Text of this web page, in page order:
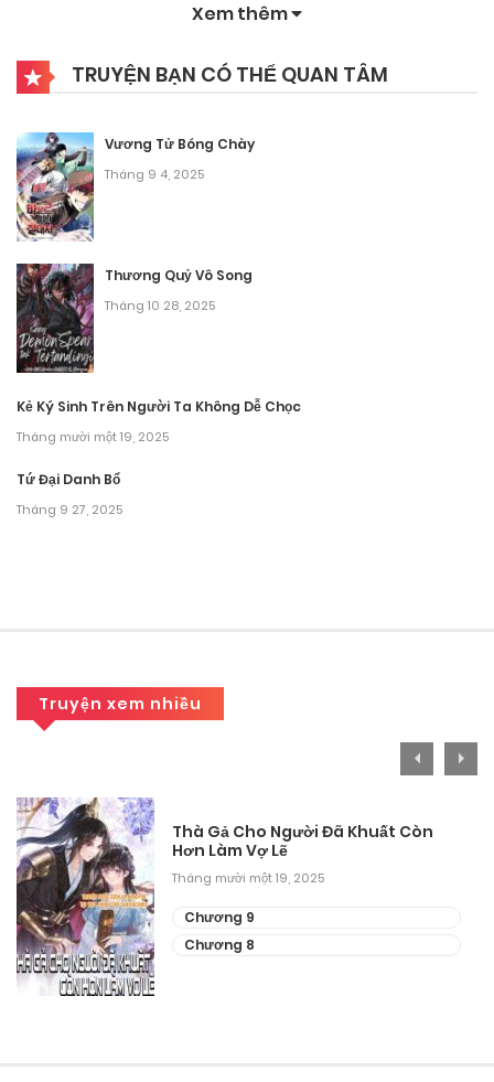
Tháng 9 27, 2025
Chương 96
Tháng 9 27, 2025
Chương 95
Chương 94
Tháng 9 27, 2025
Chương 93
Tháng 9 27, 2025
Chương 92
Tháng 9 27, 2025
Tháng 9 27, 2025
Chương 88
Tháng 9 27, 2025
Chương 87
Tháng 9 27, 2025
Xem thêm
TRUYỆN BẠN CÓ THỂ QUAN TÂM
Vương Tử Bóng Chày
Tháng 9 4, 2025
Thương Quỷ Vô Song
Tháng 10 28, 2025
Kẻ Ký Sinh Trên Người Ta Không Dễ Chọc
Tháng mười một 19, 2025
Tứ Đại Danh Bổ
Tháng 9 27, 2025
Truyện xem nhiều
Thà Gả Cho Người Đã Khuất Còn
Hơn Làm Vợ Lẽ
Tháng mười một 19, 2025
Chương 9
Chương 8